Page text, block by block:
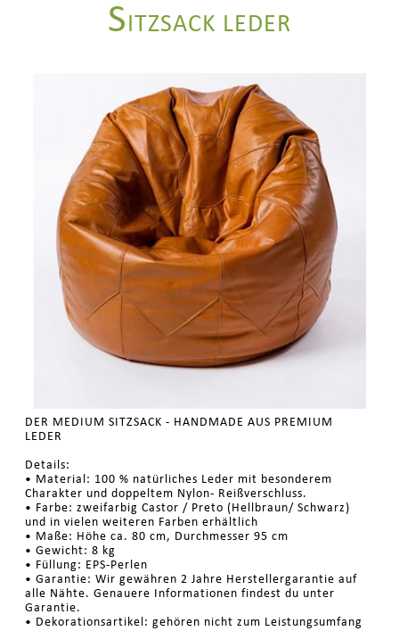
SITZSACK LEDER
DER MEDIUM SITZSACK - HANDMADE AUS PREMIUM
LEDER
Details:
• Material: 100 % natürliches Leder mit besonderem
Charakter und doppeltem Nylon- Reißverschluss.
• Farbe: zweifarbig Castor / Preto (Hellbraun/ Schwarz)
und in vielen weiteren Farben erhältlich
• Maße: Höhe ca. 80 cm, Durchmesser 95 cm
• Gewicht: 8 kg
• Füllung: EPS-Perlen
• Garantie: Wir gewähren 2 Jahre Herstellergarantie auf
alle Nähte. Genauere Informationen findest du unter
Garantie.
• Dekorationsartikel: gehören nicht zum Leistungsumfang